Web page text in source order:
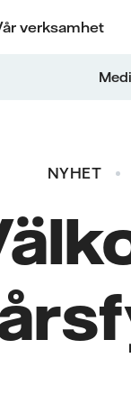
verksamhet
NYHET